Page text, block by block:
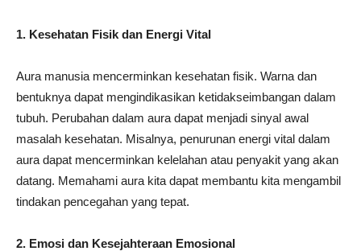
1. Kesehatan Fisik dan Energi Vital
Aura manusia mencerminkan kesehatan fisik. Warna dan
bentuknya dapat mengindikasikan ketidakseimbangan dalam
tubuh. Perubahan dalam aura dapat menjadi sinyal awal
masalah kesehatan. Misalnya, penurunan energi vital dalam
aura dapat mencerminkan kelelahan atau penyakit yang akan
datang. Memahami aura kita dapat membantu kita mengambil
tindakan pencegahan yang tepat.
2. Emosi dan Kesejahteraan Emosional